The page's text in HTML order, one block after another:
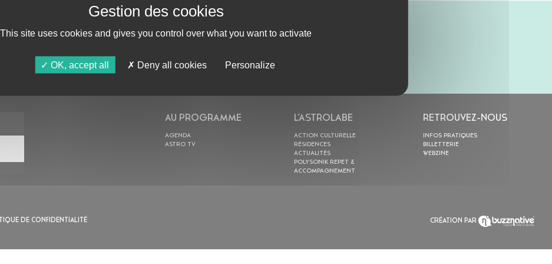
AU PROGRAMME
AGENDA
ASTRO TV
L’ASTROLABE
ACTION CULTURELLE
RÉSIDENCES
ACTUALITÉS
POLYSONIK REPET &
ACCOMPAGNEMENT
RETROUVEZ-NOUS
INFOS PRATIQUES
BILLETTERIE
WEBZINE
DE CONFIDENTIALITÉ CRÉATION PAR
This site uses cookies and gives you control over what you want to activate
OK, accept all Deny all cookies Personalize